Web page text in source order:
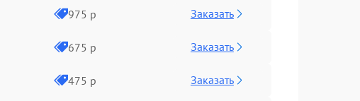
975 р Заказать
675 р Заказать
475 р Заказать